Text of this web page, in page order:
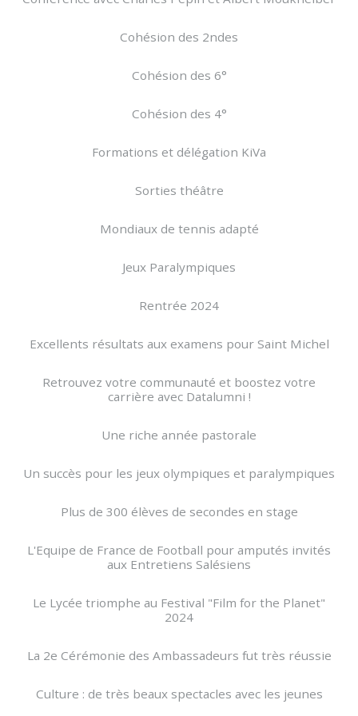
Cohésion des 2ndes
Cohésion des 6°
Cohésion des 4°
Formations et délégation KiVa
Sorties théâtre
Mondiaux de tennis adapté
Jeux Paralympiques
Rentrée 2024
Excellents résultats aux examens pour Saint Michel
Retrouvez votre communauté et boostez votre
carrière avec Datalumni !
Une riche année pastorale
Un succès pour les jeux olympiques et paralympiques
Plus de 300 élèves de secondes en stage
L'Equipe de France de Football pour amputés invités
aux Entretiens Salésiens
Le Lycée triomphe au Festival "Film for the Planet"
2024
La 2e Cérémonie des Ambassadeurs fut très réussie
Culture : de très beaux spectacles avec les jeunes